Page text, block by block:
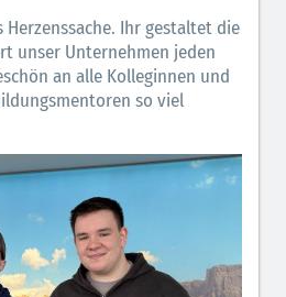
Ihr gestaltet die
unser Unternehmen jeden
an alle Kolleginnen und
so viel